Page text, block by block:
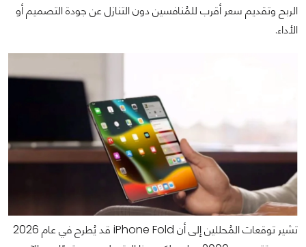
الربح وتقديم سعر أقرب للمُنافسين دون التنازل عن جودة التصميم أو
الأداء.
تشير توقعات المُحللين إلى أن iPhone Fold قد يُطرح في عام 2026